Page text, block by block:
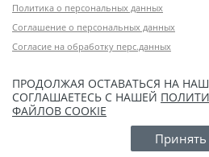
Политика о персональных данных
Соглашение о персональных данных
Согласие на обработку перс.данных
ПРОДОЛЖАЯ ОСТАВАТЬСЯ НА
СОГЛАШАЕТЕСЬ С НАШЕЙ
ФАЙЛОВ COOKIE
Принять